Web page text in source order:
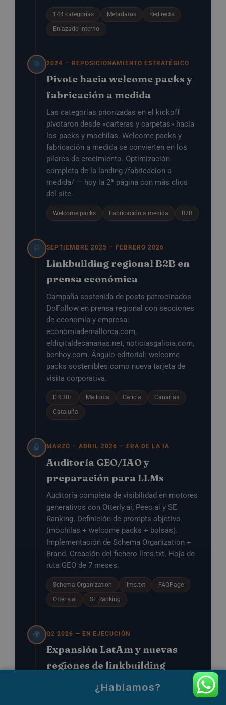
144 categorías Metadatos Redirects
Enlazado interno
🎯 2024 — REPOSICIONAMIENTO ESTRATÉGICO
Pivote hacia welcome packs y
fabricación a medida
Las categorías priorizadas en el kickoff
pivotaron desde «carteras y carpetas» hacia
los packs y mochilas. Welcome packs y
fabricación a medida se convierten en los
pilares de crecimiento. Optimización
completa de la landing /fabricacion-a-
medida/ — hoy la 2ª página con más clics
del site.
Welcome packs Fabricación a medida B2B
📰 SEPTIEMBRE 2025 – FEBRERO 2026
Linkbuilding regional B2B en
prensa económica
Campaña sostenida de posts patrocinados
DoFollow en prensa regional con secciones
de economía y empresa:
economiademallorca.com,
eldigitaldecanarias.net, noticiasgalicia.com,
bcnhoy.com. Ángulo editorial: welcome
packs sostenibles como nueva tarjeta de
visita corporativa.
DR 30+ Mallorca Galicia Canarias
Cataluña
🤖 MARZO – ABRIL 2026 — ERA DE LA IA
Auditoría GEO/IAO y
preparación para LLMs
Auditoría completa de visibilidad en motores
generativos con Otterly.ai, Peec.ai y SE
Ranking. Definición de prompts objetivo
(mochilas + welcome packs + bolsas).
Implementación de Schema Organization +
Brand. Creación del fichero llms.txt. Hoja de
ruta GEO de 7 meses.
Schema Organization llms.txt FAQPage
Otterly.ai SE Ranking
🌍 Q2 2026 — EN EJECUCIÓN
Expansión LatAm y nuevas
regiones de linkbuilding
México, Argentina, Perú y Colombia ya
generan tráfico orgánico sin landings
¿Hablamos?